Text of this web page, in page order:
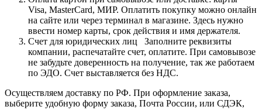
Visa, MasterCard, МИР. Оплатить покупку можно онлайн
на сайте или через терминал в магазине. Здесь нужно
ввести номер карты, срок действия и имя держателя.
Счет для юридических лиц Заполните реквизиты
компании, распечатайте счет, оплатите. При самовывозе
не забудьте доверенность на получение, так же работаем
по ЭДО. Счет выставляется без НДС.
Осуществляем доставку по РФ. При оформление заказа,
выберите удобную форму заказа, Почта России, или СДЭК,